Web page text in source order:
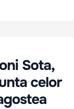
Sota,
celor